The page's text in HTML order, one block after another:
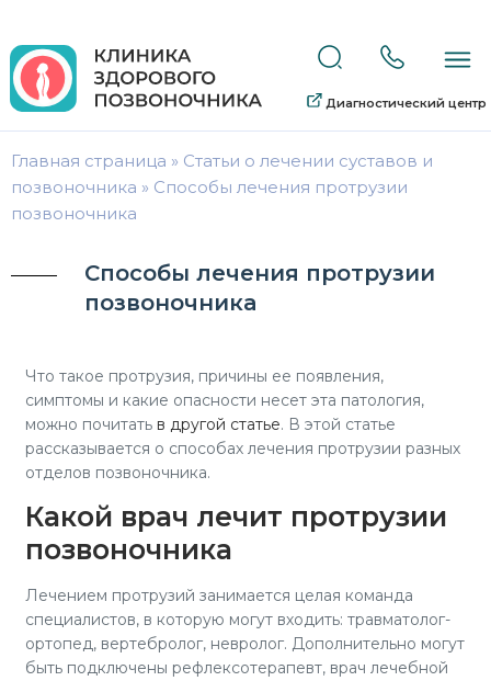
Диагностический центр
Главная страница » Статьи о лечении суставов и
позвоночника » Способы лечения протрузии
позвоночника
Способы лечения протрузии
позвоночника
Что такое протрузия, причины ее появления,
симптомы и какие опасности несет эта патология,
можно почитать в другой статье. В этой статье
рассказывается о способах лечения протрузии разных
отделов позвоночника.
Какой врач лечит протрузии
позвоночника
Лечением протрузий занимается целая команда
специалистов, в которую могут входить: травматолог-
ортопед, вертебролог, невролог. Дополнительно могут
быть подключены рефлексотерапевт, врач лечебной